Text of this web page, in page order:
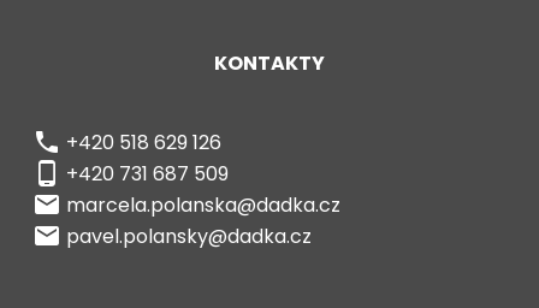
KONTAKTY
phone +420 518 629 126
phone_android +420 731 687 509
local_post_office marcela.polanska@dadka.cz
local_post_office pavel.polansky@dadka.cz